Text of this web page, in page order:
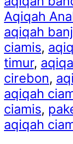
Aqiqah
aqiqah
ciamis,
timur,
cirebon,
aqiqah
ciamis,
aqiqah